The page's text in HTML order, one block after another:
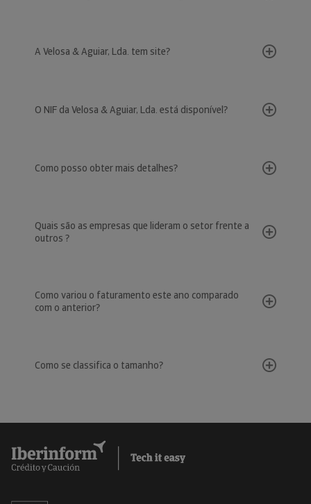
A Velosa & Aguiar, Lda. tem site?
O NIF da Velosa & Aguiar, Lda. está disponível?
Como posso obter mais detalhes?
Quais são as empresas que lideram o setor frente a
outros ?
Como variou o faturamento este ano comparado
com o anterior?
Como se classifica o tamanho?